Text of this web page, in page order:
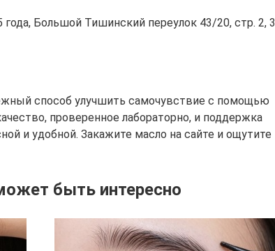
Большой Тишинский переулок 43/20, стр. 2, 3
способ улучшить самочувствие с помощью
проверенное лабораторно, и поддержка
и удобной. Закажите масло на сайте и ощутите
быть интересно